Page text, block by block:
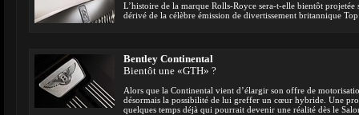
L’histoire de la marque Rolls-Royce sera-t-elle bientôt projetée
dérivé de la célèbre émission de divertissement britannique
Bentley Continental
Bientôt une «GTH» ?
Alors que la Continental vient d’élargir son offre de
désormais la possibilité de lui greffer un cœur hybride. Une
quelques temps déjà qui pourrait devenir une réalité dès le